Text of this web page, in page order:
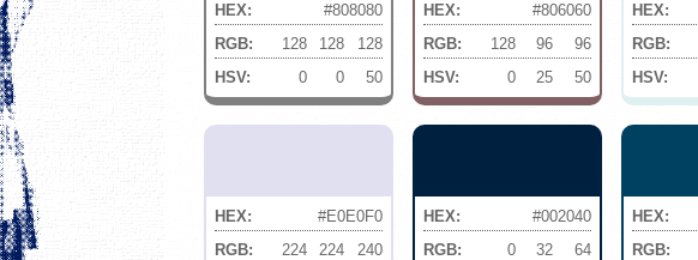
HEX:
#808080
RGB:
128 128
128
HSV:
0 0 50
HEX:
#806060
RGB:
128 96
96
HSV:
0 25 50
HEX:
RGB:
HSV:
HEX:
#E0E0F0
RGB:
224 224
240
HEX:
#002040
RGB:
0 32
64
HEX:
RGB: